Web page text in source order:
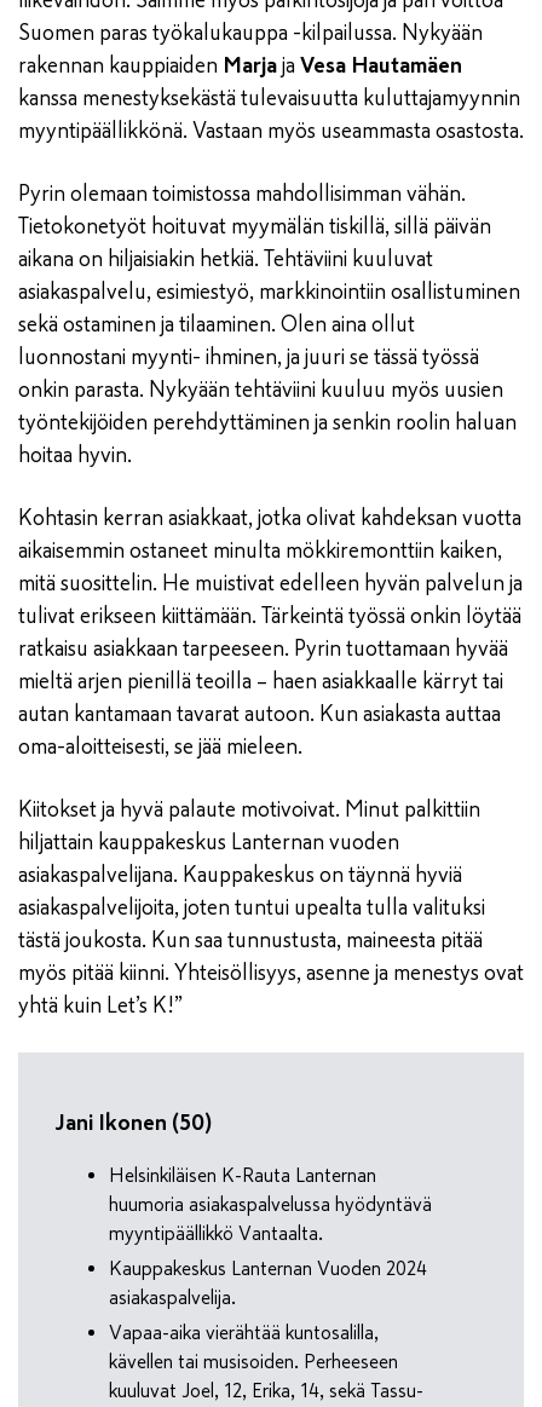
Suomen paras työkalukauppa -kilpailussa. Nykyään
rakennan kauppiaiden Marjaja Vesa Hautamäen
kanssa menestyksekästä tulevaisuutta kuluttajamyynnin
myyntipäällikkönä. Vastaan myös useammasta osastosta.
Pyrin olemaan toimistossa mahdollisimman vähän.
Tietokonetyöt hoituvat myymälän tiskillä, sillä päivän
aikana on hiljaisiakin hetkiä. Tehtäviini kuuluvat
asiakaspalvelu, esimiestyö, markkinointiin osallistuminen
sekä ostaminen ja tilaaminen. Olen aina ollut
luonnostani myynti- ihminen, ja juuri se tässä työssä
onkin parasta. Nykyään tehtäviini kuuluu myös uusien
työntekijöiden perehdyttäminen ja senkin roolin haluan
hoitaa hyvin.
Kohtasin kerran asiakkaat, jotka olivat kahdeksan vuotta
aikaisemmin ostaneet minulta mökkiremonttiin kaiken,
mitä suosittelin. He muistivat edelleen hyvän palvelun ja
tulivat erikseen kiittämään. Tärkeintä työssä onkin löytää
ratkaisu asiakkaan tarpeeseen. Pyrin tuottamaan hyvää
mieltä arjen pienillä teoilla – haen asiakkaalle kärryt tai
autan kantamaan tavarat autoon. Kun asiakasta auttaa
oma-aloitteisesti, se jää mieleen.
Kiitokset ja hyvä palaute motivoivat. Minut palkittiin
hiljattain kauppakeskus Lanternan vuoden
asiakaspalvelijana. Kauppakeskus on täynnä hyviä
asiakaspalvelijoita, joten tuntui upealta tulla valituksi
tästä joukosta. Kun saa tunnustusta, maineesta pitää
myös pitää kiinni. Yhteisöllisyys, asenne ja menestys ovat
yhtä kuin Let’s K!”
Jani Ikonen (50)
Helsinkiläisen K-Rauta Lanternan
huumoria asiakaspalvelussa hyödyntävä
myyntipäällikkö Vantaalta.
Kauppakeskus Lanternan Vuoden 2024
asiakaspalvelija.
Vapaa-aika vierähtää kuntosalilla,
kävellen tai musisoiden. Perheeseen
kuuluvat Joel, 12, Erika, 14, sekä Tassu-